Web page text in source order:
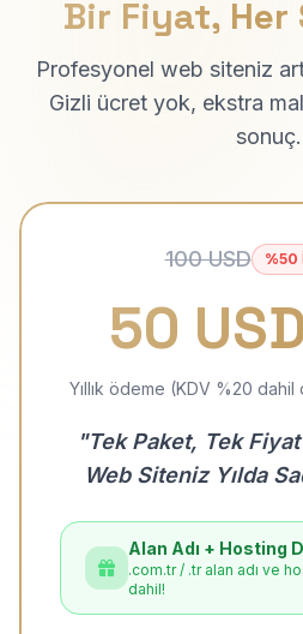
Bir Fiyat, Her
Profesyonel web siteniz
Gizli ücret yok, ekstra
sonuç.
100 USD %50
50 USD
Yıllık ödeme (KDV %20 dahil
"Tek Paket, Tek
Web Siteniz Yılda
Alan Adı + Hosting
.com.tr / .tr alan adı ve
dahil!